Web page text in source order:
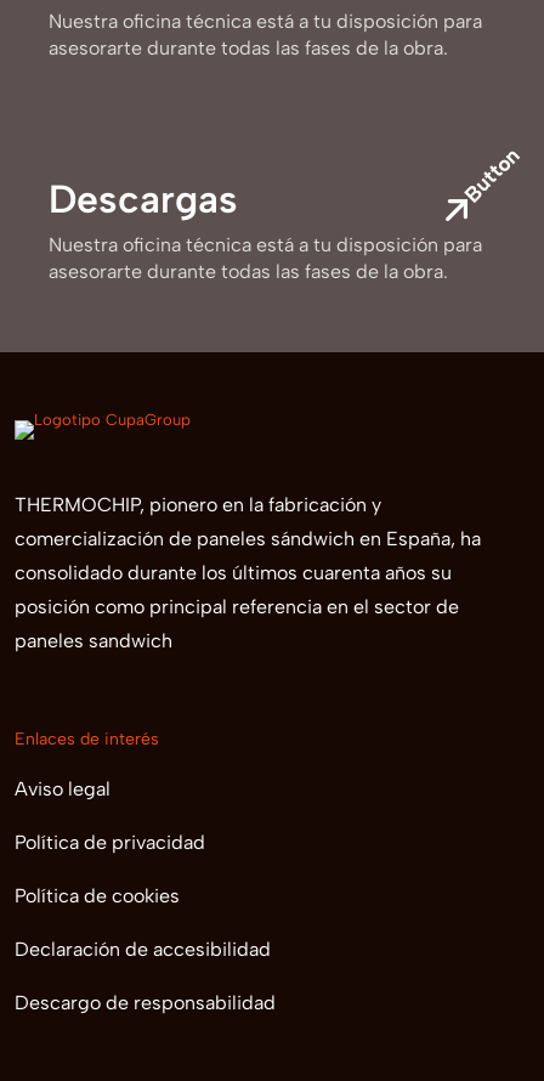
Nuestra oficina técnica está a tu disposición para
asesorarte durante todas las fases de la obra.
Button
Descargas
Nuestra oficina técnica está a tu disposición para
asesorarte durante todas las fases de la obra.
THERMOCHIP, pionero en la fabricación y
comercialización de paneles sándwich en España, ha
consolidado durante los últimos cuarenta años su
posición como principal referencia en el sector de
paneles sandwich
Enlaces de interés
Aviso legal
Política de privacidad
Política de cookies
Declaración de accesibilidad
Descargo de responsabilidad